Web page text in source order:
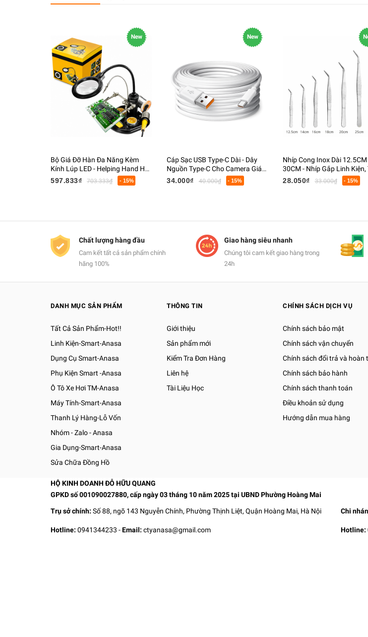
New
Bộ Giá Đỡ Hàn Đa Năng Kèm
Kính Lúp LED - Helping Hand Hỗ
Trợ Hàn Mạch, Giá Đỡ Mỏ Hàn,
597.833₫ 703.333₫ - 15%
New
Cáp Sạc USB Type-C Dài - Dây
Nguồn Type-C Cho Camera Giám
Sát, Webcam, Điện Thoại
34.000₫ 40.000₫ - 15%
Nhíp Cong Inox Dài 12.5CM
30CM - Nhíp Gắp Linh Kiện,
Sinh, Điện Tử Chuyên Dụng
28.050₫ 33.000₫ - 15%
Chất lượng hàng đầu
Cam kết tất cả sản phẩm chính
hãng 100%
Giao hàng siêu nhanh
Chúng tôi cam kết giao hàng trong
24h
DANH MỤC SẢN PHẨM
Tất Cả Sản Phẩm-Hot!!
Linh Kiện-Smart-Anasa
Dụng Cụ Smart-Anasa
Phụ Kiện Smart -Anasa
Ô Tô Xe Hơi TM-Anasa
Máy Tính-Smart-Anasa
Thanh Lý Hàng-Lỗ Vốn
Nhóm - Zalo - Anasa
Gia Dụng-Smart-Anasa
Sửa Chữa Đồng Hồ
THÔNG TIN
Giới thiệu
Sản phẩm mới
Kiểm Tra Đơn Hàng
Liên hệ
Tài Liệu Học
CHÍNH SÁCH DỊCH VỤ
Chính sách bảo mật
Chính sách vận chuyển
Chính sách đổi trả và hoàn
Chính sách bảo hành
Chính sách thanh toán
Điều khoản sử dụng
Hướng dẫn mua hàng
HỘ KINH DOANH ĐỖ HỮU QUANG
GPKD số 001090027880, cấp ngày 03 tháng 10 năm 2025 tại UBND Phường Hoàng Mai
Trụ sở chính: Số 88, ngõ 143 Nguyễn Chính, Phường Thịnh Liệt, Quận Hoàng Mai, Hà Nội
Hotline: 0941344233 -Email: ctyanasa@gmail.com
Chi
Hotline: